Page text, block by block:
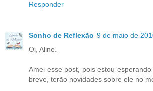
Responder
Sonho de Reflexão 9 de maio de
Oi, Aline.
Amei esse post, pois estou
breve, terão novidades sobre ele no